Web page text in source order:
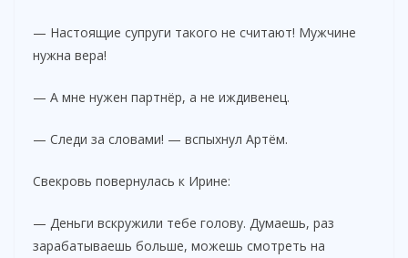
— Настоящие супруги такого не считают! Мужчине
нужна вера!
— А мне нужен партнёр, а не иждивенец.
— Следи за словами! — вспыхнул Артём.
Свекровь повернулась к Ирине:
— Деньги вскружили тебе голову. Думаешь, раз
зарабатываешь больше, можешь смотреть на